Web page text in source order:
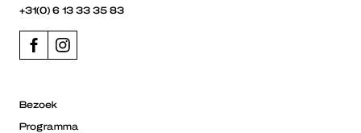
+31(0) 6 13 33 35 83
Bezoek
Programma